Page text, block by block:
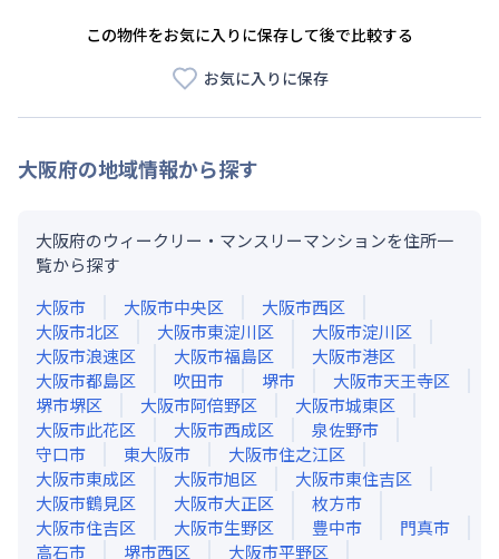
この物件をお気に入りに保存して後で比較する
お気に入りに保存
大阪府の地域情報から探す
大阪府のウィークリー・マンスリーマンションを住所一
覧から探す
大阪市
大阪市中央区
大阪市西区
大阪市北区
大阪市東淀川区
大阪市淀川区
大阪市浪速区
大阪市福島区
大阪市港区
大阪市都島区
吹田市 堺市
大阪市天王寺区
堺市堺区
大阪市阿倍野区
大阪市城東区
大阪市此花区
大阪市西成区
泉佐野市
守口市
東大阪市
大阪市住之江区
大阪市東成区
大阪市旭区
大阪市東住吉区
大阪市鶴見区
大阪市大正区
枚方市
大阪市住吉区
大阪市生野区 豊中市
門真市
高石市
堺市西区
大阪市平野区